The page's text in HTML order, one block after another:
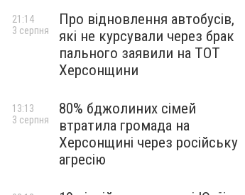
Про відновлення автобусів,
які не курсували через брак
пального заявили на ТОТ
Херсонщини
21:14
3 серпня
80% бджолиних сімей
втратила громада на
Херсонщині через російську
агресію
13:13
3 серпня